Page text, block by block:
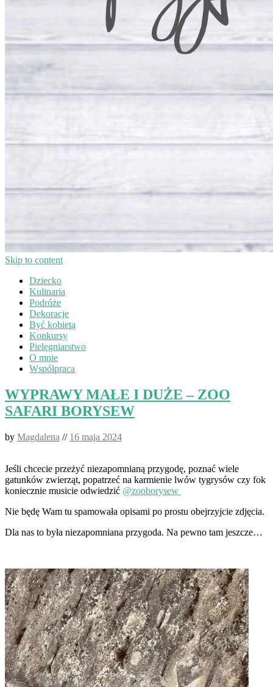
Skip to content
Dziecko
Kulinaria
Podróże
Dekoracje
Być kobietą
Konkursy
Pielęgniarstwo
O mnie
Współpraca
WYPRAWY MAŁE I DUŻE – ZOO
SAFARI BORYSEW
by Magdalena // 16 maja 2024
Jeśli chcecie przeżyć niezapomnianą przygodę, poznać wiele
gatunków zwierząt, popatrzeć na karmienie lwów tygrysów czy fok
koniecznie musicie odwiedzić @zooborysew
Nie będę Wam tu spamowała opisami po prostu obejrzyjcie zdjęcia.
Dla nas to była niezapomniana przygoda. Na pewno tam jeszcze…